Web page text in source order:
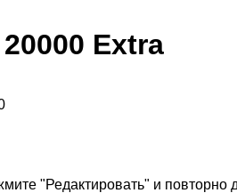
Extra
"Редактировать" и повторно